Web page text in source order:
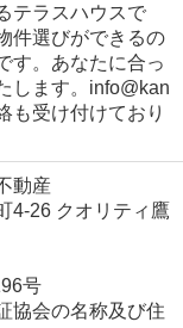
テラスハウスで
件選びができるの
す。あなたに合っ
します。info@kan
も受け付けており
動産
4-26 クオリティ鷹
号
協会の名称及び住